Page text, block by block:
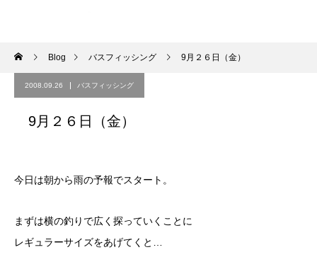
Blog バスフィッシング 9月２６日（金）
2008.09.26 バスフィッシング
9月２６日（金）
今日は朝から雨の予報でスタート。
まずは横の釣りで広く探っていくことに
レギュラーサイズをあげてくと…